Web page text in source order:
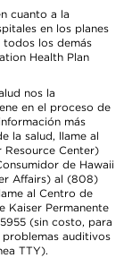
cuanto a la
en los planes
todos los demás
Health Plan
nos la
en el proceso de
más
la salud, llame al
Resource Center)
de Hawaii
Affairs) al (808)
al Centro de
Kaiser Permanente
(sin costo, para
problemas auditivos
TTY).